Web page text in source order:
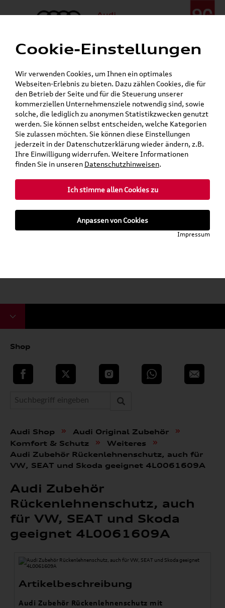
Menü
24h-Pannenhilfe:+49 (0)171 / 870 72 87
Öffnet in 1 Stunden, 53 Minuten
Verkauf:
Mo. - Fr. 08:00 - 19:00 Uhr Sa. 09:00 - 13:00 Uhr
Service:Mo. - Fr. 06:00 - 20:00 Uhr Sa. 08:00 - 13:00 Uhr
Jetzt sparen bei unseren
Dachboxen!
Grundträger zum Schnäppchenpreis
Shop
teilen Twitter Instagram WhatsApp E-Mail
Audi Shop » Audi Original Zubehör »
Komfort & Schutz » Weiteres »
Audi Zubehör Rückenlehnenschutz, auch für
VW, SEAT und Skoda geeignet 4L0061609A
Audi Zubehör
Rückenlehnenschutz, auch
für VW, SEAT und Skoda
geeignet 4L0061609A
Artikelbeschreibung
Audi Zubehör Rückenlehnenschutz mit
Cookie-Einstellungen
Wir verwenden Cookies, um Ihnen ein optimales
Webseiten-Erlebnis zu bieten. Dazu zählen Cookies, die für
den Betrieb der Seite und für die Steuerung unserer
kommerziellen Unternehmensziele notwendig sind, sowie
solche, die lediglich zu anonymen Statistikzwecken genutzt
werden. Sie können selbst entscheiden, welche Kategorien
Sie zulassen möchten. Sie können diese Einstellungen
jederzeit in der Datenschutzerklärung wieder ändern, z.B.
Ihre Einwilligung widerrufen. Weitere Informationen
finden Sie in unseren Datenschutzhinweisen.
Ich stimme allen Cookies zu
Anpassen von Cookies
Impressum